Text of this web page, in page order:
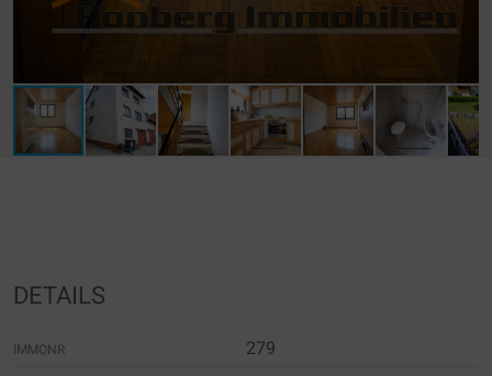
DETAILS
IMMONR 279